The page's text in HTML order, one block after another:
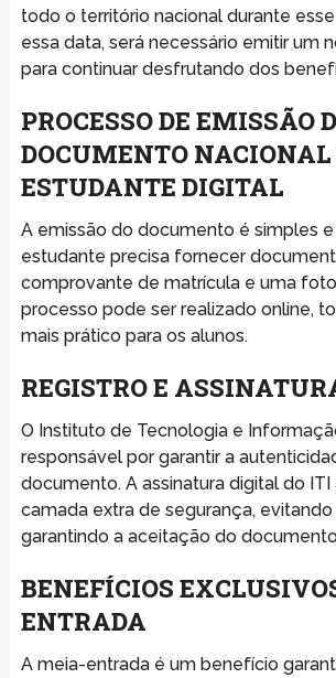
todo o território nacional durante
essa data, será necessário emitir um
para continuar desfrutando dos
PROCESSO DE EMISSÃO
DOCUMENTO NACIONAL
ESTUDANTE DIGITAL
A emissão do documento é simples e
estudante precisa fornecer
comprovante de matrícula e uma
processo pode ser realizado online,
mais prático para os alunos.
REGISTRO E
O Instituto de Tecnologia e
responsável por garantir a
documento. A assinatura digital do ITI
camada extra de segurança,
garantindo a aceitação do
BENEFÍCIOS
ENTRADA
A meia-entrada é um benefício